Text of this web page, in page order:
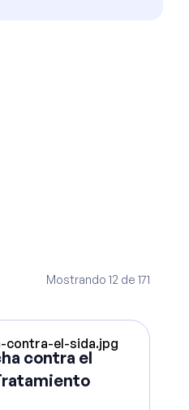
Mostrando 12 de 171
contra el